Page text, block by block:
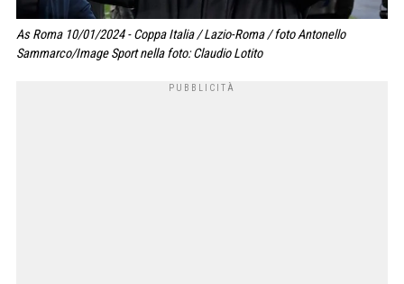
As Roma 10/01/2024 - Coppa Italia / Lazio-Roma / foto Antonello
Sammarco/Image Sport nella foto: Claudio Lotito